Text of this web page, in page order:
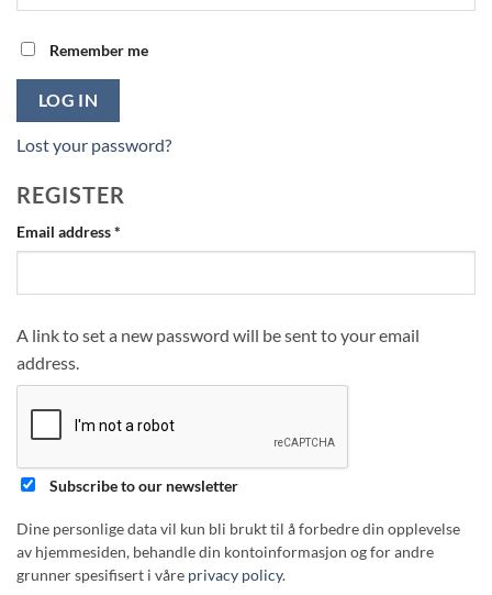
Remember me
LOG IN
Lost your password?
REGISTER
Email address*
A link to set a new password will be sent to your email
address.
Subscribe to our newsletter
Dine personlige data vil kun bli brukt til å forbedre din opplevelse
av hjemmesiden, behandle din kontoinformasjon og for andre
grunner spesifisert i våre privacy policy.